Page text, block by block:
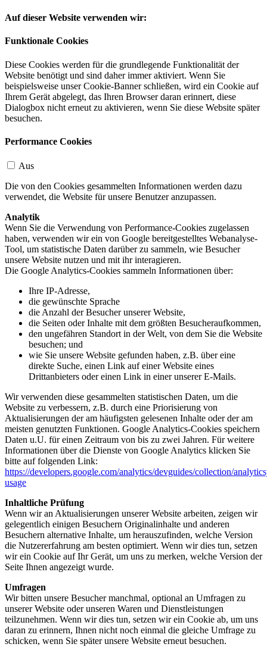
Auf dieser Website verwenden wir:
Funktionale Cookies
Diese Cookies werden für die grundlegende Funktionalität der
Website benötigt und sind daher immer aktiviert. Wenn Sie
beispielsweise unser Cookie-Banner schließen, wird ein Cookie auf
Ihrem Gerät abgelegt, das Ihren Browser daran erinnert, diese
Dialogbox nicht erneut zu aktivieren, wenn Sie diese Website später
besuchen.
Performance Cookies
Aus
Die von den Cookies gesammelten Informationen werden dazu
verwendet, die Website für unsere Benutzer anzupassen.
Analytik
Wenn Sie die Verwendung von Performance-Cookies zugelassen
haben, verwenden wir ein von Google bereitgestelltes Webanalyse-
Tool, um statistische Daten darüber zu sammeln, wie Besucher
unsere Website nutzen und mit ihr interagieren.
Die Google Analytics-Cookies sammeln Informationen über:
Ihre IP-Adresse,
die gewünschte Sprache
die Anzahl der Besucher unserer Website,
die Seiten oder Inhalte mit dem größten Besucheraufkommen,
den ungefähren Standort in der Welt, von dem Sie die Website
besuchen; und
wie Sie unsere Website gefunden haben, z.B. über eine
direkte Suche, einen Link auf einer Website eines
Drittanbieters oder einen Link in einer unserer E-Mails.
Wir verwenden diese gesammelten statistischen Daten, um die
Website zu verbessern, z.B. durch eine Priorisierung von
Aktualisierungen der am häufigsten gelesenen Inhalte oder der am
meisten genutzten Funktionen. Google Analytics-Cookies speichern
Daten u.U. für einen Zeitraum von bis zu zwei Jahren. Für weitere
Informationen über die Dienste von Google Analytics klicken Sie
bitte auf folgenden Link:
https://developers.google.com/analytics/devguides/collection/
usage
Inhaltliche Prüfung
Wenn wir an Aktualisierungen unserer Website arbeiten, zeigen wir
gelegentlich einigen Besuchern Originalinhalte und anderen
Besuchern alternative Inhalte, um herauszufinden, welche Version
die Nutzererfahrung am besten optimiert. Wenn wir dies tun, setzen
wir ein Cookie auf Ihr Gerät, um uns zu merken, welche Version der
Seite Ihnen angezeigt wurde.
Umfragen
Wir bitten unsere Besucher manchmal, optional an Umfragen zu
unserer Website oder unseren Waren und Dienstleistungen
teilzunehmen. Wenn wir dies tun, setzen wir ein Cookie ab, um uns
daran zu erinnern, Ihnen nicht noch einmal die gleiche Umfrage zu
schicken, wenn Sie später unsere Website erneut besuchen.